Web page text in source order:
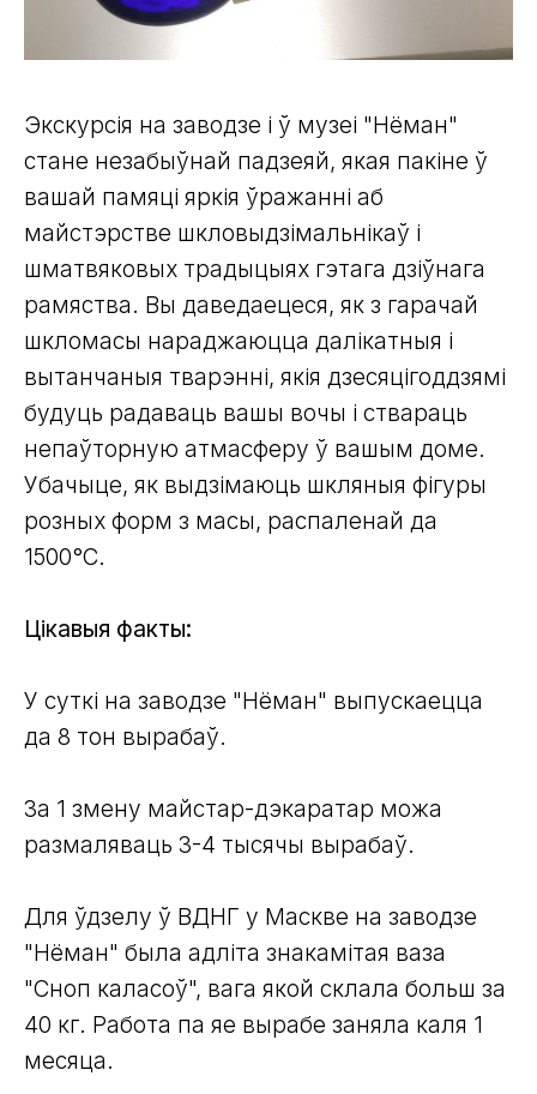
Экскурсія на заводзе і ў музеі "Нёман"
стане незабыўнай падзеяй, якая пакіне ў
вашай памяці яркія ўражанні аб
майстэрстве шкловыдзімальнікаў і
шматвяковых традыцыях гэтага дзіўнага
рамяства. Вы даведаецеся, як з гарачай
шкломасы нараджаюцца далікатныя і
вытанчаныя тварэннi, якія дзесяцігоддзямі
будуць радаваць вашы вочы і ствараць
непаўторную атмасферу ў вашым доме.
Убачыце, як выдзімаюць шкляныя фігуры
розных форм з масы, распаленай да
1500°С.
Цікавыя факты:
У суткі на заводзе "Нёман" выпускаецца
да 8 тон вырабаў.
За 1 змену майстар-дэкаратар можа
размаляваць 3-4 тысячы вырабаў.
Для ўдзелу ў ВДНГ у Маскве на заводзе
"Нёман" была адліта знакамітая ваза
"Сноп каласоў", вага якой склала больш за
40 кг. Работа па яе вырабе заняла каля 1
месяца.